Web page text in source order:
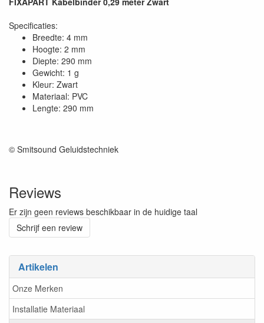
Artikelen
Onze Merken
Installatie Materiaal
Specificaties:
Breedte: 4 mm
Hoogte: 2 mm
Diepte: 290 mm
Gewicht: 1 g
Kleur: Zwart
Materiaal: PVC
Lengte: 290 mm
© Smitsound Geluidstechniek
Reviews
Er zijn geen reviews beschikbaar in de huidige taal
Schrijf een review